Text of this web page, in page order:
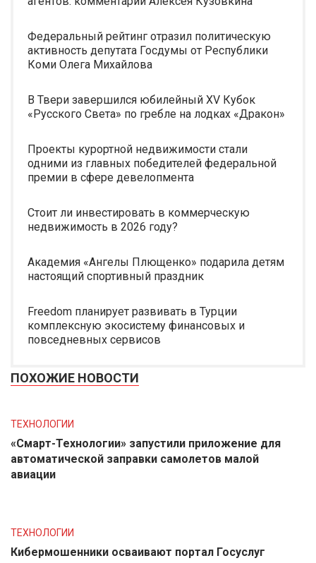
Федеральный рейтинг отразил политическую
активность депутата Госдумы от Республики
Коми Олега Михайлова
В Твери завершился юбилейный XV Кубок
«Русского Света» по гребле на лодках «Дракон»
Проекты курортной недвижимости стали
одними из главных победителей федеральной
премии в сфере девелопмента
Стоит ли инвестировать в коммерческую
недвижимость в 2026 году?
Академия «Ангелы Плющенко» подарила детям
настоящий спортивный праздник
Freedom планирует развивать в Турции
комплексную экосистему финансовых и
повседневных сервисов
ПОХОЖИЕ НОВОСТИ
ТЕХНОЛОГИИ
«Смарт-Технологии» запустили приложение для
автоматической заправки самолетов малой
авиации
ТЕХНОЛОГИИ
Кибермошенники осваивают портал Госуслуг